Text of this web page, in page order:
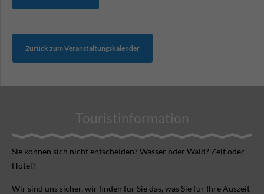
Zurück zum Veranstaltungskalender
Touristinformation
Sie können sich nicht ent­scheiden? Wasser oder Wald? Zelt oder
Hotel?
Wir sind uns sicher, wir finden für Sie das, was Sie für Ihre Aus­zeit